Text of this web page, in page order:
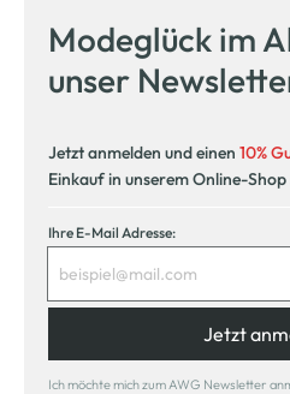
Modeglück im
unser
Jetzt anmelden und einen 10%
Einkauf in unserem Online-
Ihre E-Mail Adresse:
Jetzt
Ich möchte mich zum AWG Newsletter